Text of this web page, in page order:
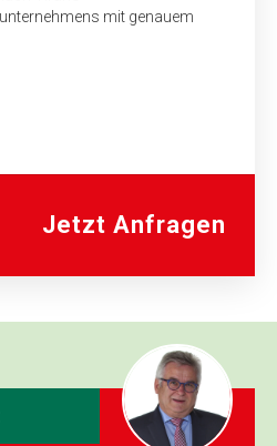
mit genauem
Jetzt Anfragen